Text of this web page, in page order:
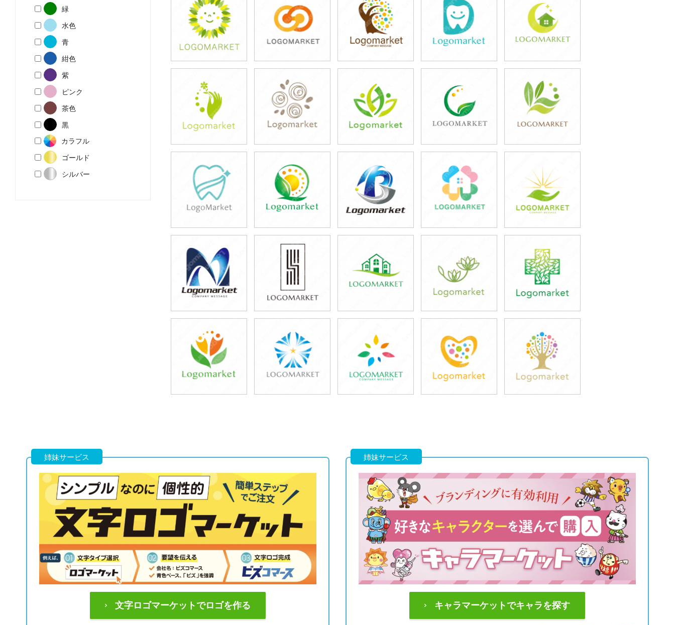
緑
水色
青
紺色
紫
ピンク
茶色
黒
カラフル
ゴールド
シルバー
39,800円
(税込43,780円)
39,800円
(税込43,780円)
39,800円
(税込43,780円)
39,800円
(税込43,780円)
39,800円
(税込43,780円)
39,800円
(税込43,780円)
39,800円
(税込43,780円)
39,800円
(税込43,780円)
39,800円
(税込43,780円)
39,800円
(税込43,780円)
39,800円
(税込43,780円)
39,800円
(税込43,780円)
39,800円
(税込43,780円)
39,800円
(税込43,780円)
39,800円
(税込43,780円)
39,800円
(税込43,780円)
39,800円
(税込43,780円)
39,800円
(税込43,780円)
39,800円
(税込43,780円)
39,800円
(税込43,780円)
39,800円
(税込43,780円)
39,800円
(税込43,780円)
39,800円
(税込43,780円)
39,800円
(税込43,780円)
39,800円
(税込43,780円)
姉妹サービス
文字ロゴマーケットでロゴを作る
姉妹サービス
キャラマーケットでキャラを探す